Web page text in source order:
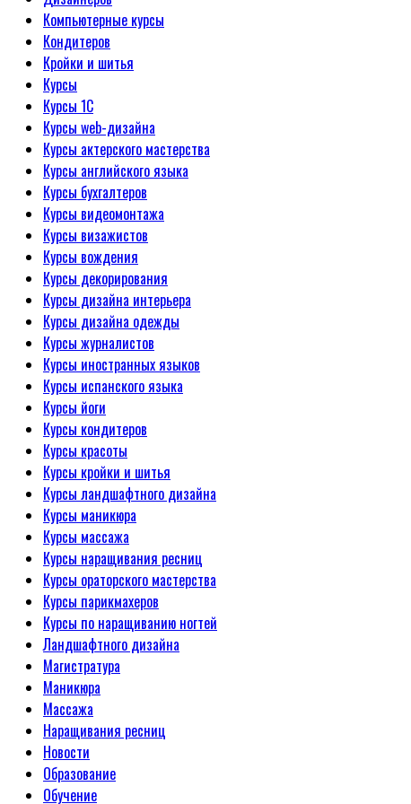
Компьютерные курсы
Кондитеров
Кройки и шитья
Курсы
Курсы 1С
Курсы web-дизайна
Курсы актерского мастерства
Курсы английского языка
Курсы бухгалтеров
Курсы видеомонтажа
Курсы визажистов
Курсы вождения
Курсы декорирования
Курсы дизайна интерьера
Курсы дизайна одежды
Курсы журналистов
Курсы иностранных языков
Курсы испанского языка
Курсы йоги
Курсы кондитеров
Курсы красоты
Курсы кройки и шитья
Курсы ландшафтного дизайна
Курсы маникюра
Курсы массажа
Курсы наращивания ресниц
Курсы ораторского мастерства
Курсы парикмахеров
Курсы по наращиванию ногтей
Ландшафтного дизайна
Магистратура
Маникюра
Массажа
Наращивания ресниц
Новости
Образование
Обучение